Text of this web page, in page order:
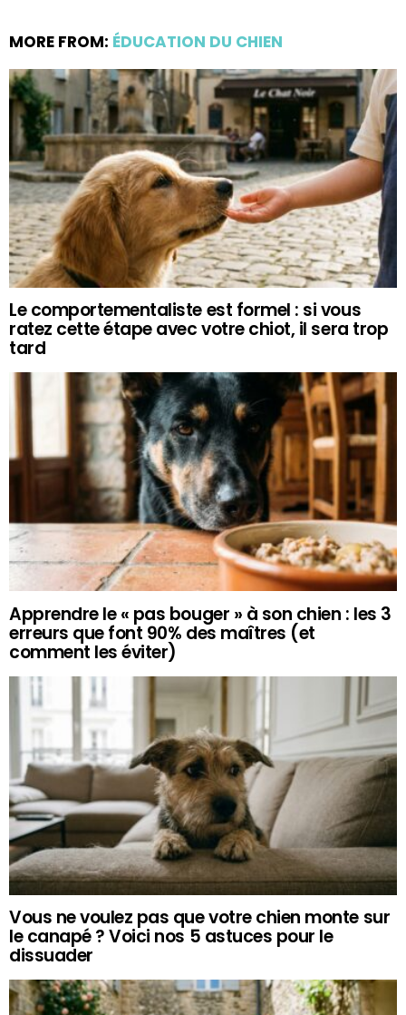
MORE FROM: ÉDUCATION DU CHIEN
Le comportementaliste est formel : si vous
ratez cette étape avec votre chiot, il sera trop
tard
Apprendre le « pas bouger » à son chien : les 3
erreurs que font 90% des maîtres (et
comment les éviter)
Vous ne voulez pas que votre chien monte sur
le canapé ? Voici nos 5 astuces pour le
dissuader